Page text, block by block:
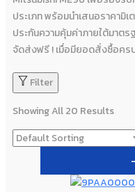
ประเภท พร้อมนำเสนอราคามิ
ประกันความคุ้มค่าภายใต้มาต
จัดส่งฟรี ! เมื่อมียอดสั่งซื้อคร
Filter
Showing All 20 Results